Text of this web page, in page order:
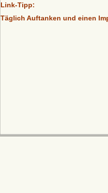
Link-Tipp:
Täglich Auftanken und einen